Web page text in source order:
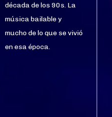
década de los 90s. La
música bailable y
mucho de lo que se vivió
en esa época.